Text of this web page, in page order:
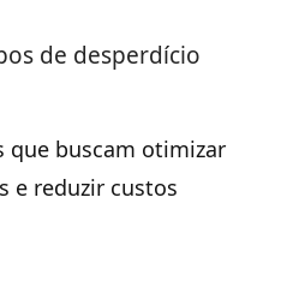
de desperdício
que buscam otimizar
e reduzir custos